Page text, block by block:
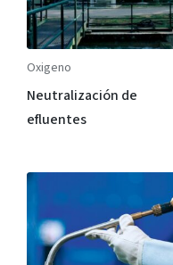
Oxigeno
Neutralización de
efluentes